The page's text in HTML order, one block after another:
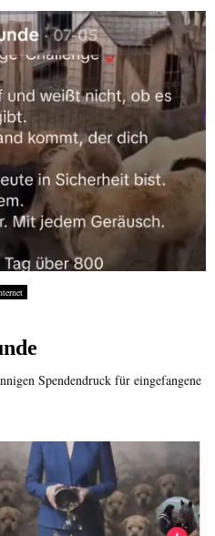
Spendendruck für eingefangene